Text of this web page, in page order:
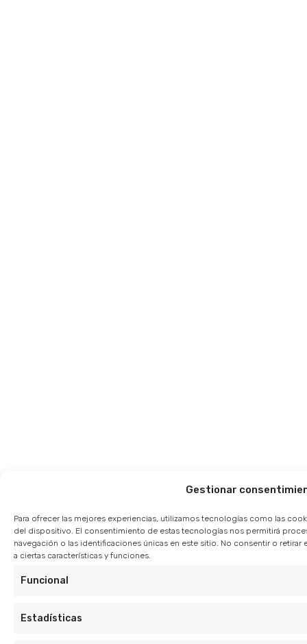
Gestionar
Para ofrecer las mejores experiencias, utilizamos tecnologías como las
del dispositivo. El consentimiento de estas tecnologías nos permitirá
navegación o las identificaciones únicas en este sitio. No consentir o
a ciertas características y funciones.
Funcional
Estadísticas